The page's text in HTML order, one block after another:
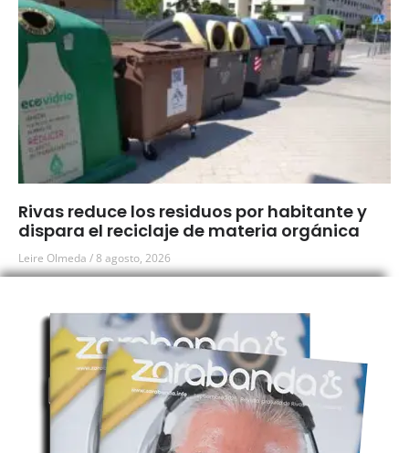
Rivas reduce los residuos por habitante y
dispara el reciclaje de materia orgánica
Leire Olmeda 8 agosto, 2026